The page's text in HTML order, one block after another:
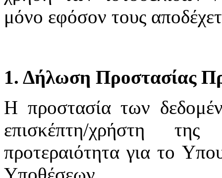
μόνο εφόσον τους
1. Δήλωση Προστασίας
H προστασία των
επισκέπτη/χρήστη
προτεραιότητα για το